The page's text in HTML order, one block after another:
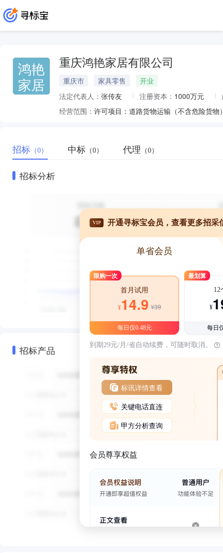
鸿艳
家居
重庆鸿艳家居有限公司
重庆市 家具零售
开业
法定代表人： 张传友 注册资本： 1000万元
经营范围：
招标 （0） 中标 （0） 代理 （0）
招标分析
招标产品
VIP 开通寻标宝会员，查看更多招采
单省会员
限购一次
首月试用
¥14.9 ¥39
每日仅0.48元
最划算
12
¥
每日
到期29元/月/省自动续费，可随时取消。
标讯详情查看
关键电话直连
甲方分析查询
会员尊享权益